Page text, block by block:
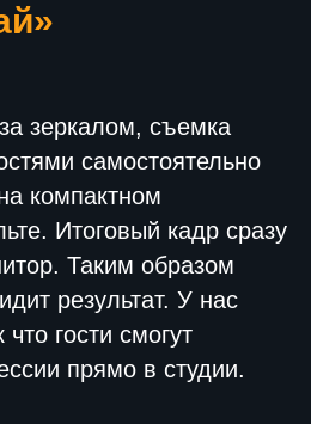
зеркалом, съемка
самостоятельно
компактном
Итоговый кадр сразу
Таким образом
результат. У нас
гости смогут
прямо в студии.